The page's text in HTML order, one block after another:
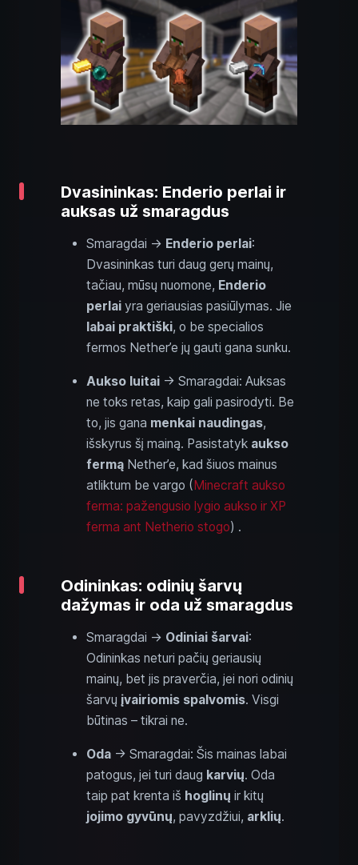
Dvasininkas: Enderio perlai ir
auksas už smaragdus
Smaragdai → Enderio perlai:
Dvasininkas turi daug gerų mainų,
tačiau, mūsų nuomone, Enderio
perlai yra geriausias pasiūlymas. Jie
labai praktiški, o be specialios
fermos Nether’e jų gauti gana sunku.
Aukso luitai → Smaragdai: Auksas
ne toks retas, kaip gali pasirodyti. Be
to, jis gana menkai naudingas,
išskyrus šį mainą. Pasistatyk aukso
fermą Nether’e, kad šiuos mainus
atliktum be vargo ( Minecraft aukso
ferma: pažengusio lygio aukso ir XP
ferma ant Netherio stogo) .
Odininkas: odinių šarvų
dažymas ir oda už smaragdus
Smaragdai → Odiniai šarvai:
Odininkas neturi pačių geriausių
mainų, bet jis praverčia, jei nori odinių
šarvų įvairiomis spalvomis. Visgi
būtinas – tikrai ne.
Oda → Smaragdai: Šis mainas labai
patogus, jei turi daug karvių. Oda
taip pat krenta iš hoglinų ir kitų
jojimo gyvūnų, pavyzdžiui, arklių.